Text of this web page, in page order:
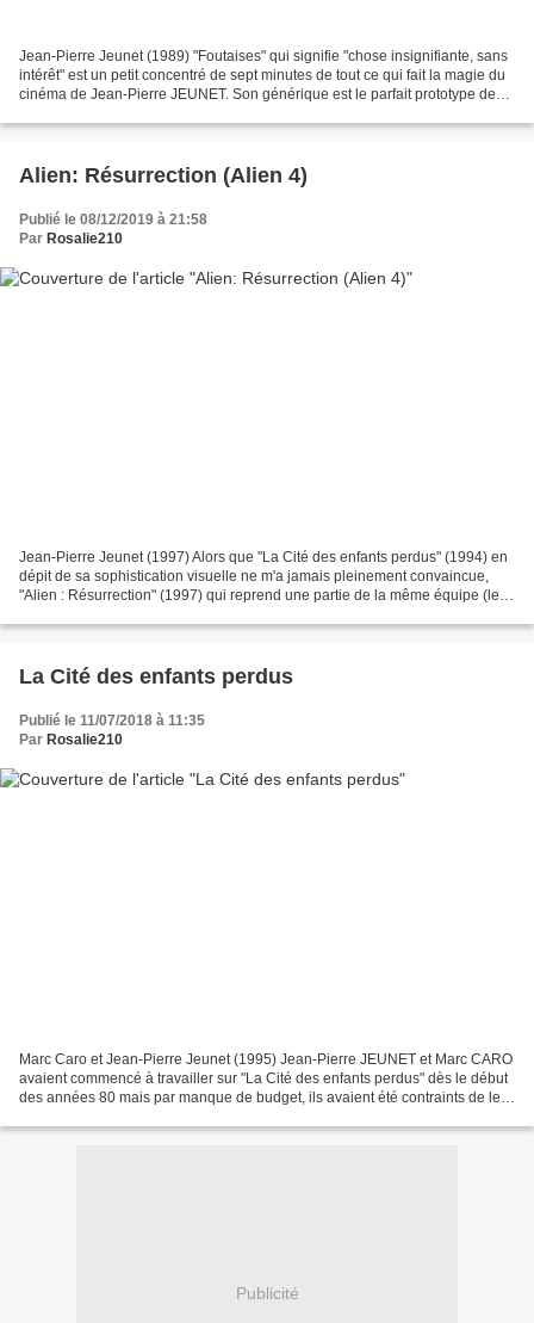
Jean-Pierre Jeunet (1989) "Foutaises" qui signifie "chose insignifiante, sans
intérêt" est un petit concentré de sept minutes de tout ce qui fait la magie du
cinéma de Jean-Pierre JEUNET. Son générique est le parfait prototype de
Alien: Résurrection (Alien 4)
Publié le 08/12/2019 à 21:58
Par Rosalie210
Jean-Pierre Jeunet (1997) Alors que "La Cité des enfants perdus" (1994) en
dépit de sa sophistication visuelle ne m'a jamais pleinement convaincue,
"Alien : Résurrection" (1997) qui reprend une partie de la même équipe (le
La Cité des enfants perdus
Publié le 11/07/2018 à 11:35
Par Rosalie210
Marc Caro et Jean-Pierre Jeunet (1995) Jean-Pierre JEUNET et Marc CARO
avaient commencé à travailler sur "La Cité des enfants perdus" dès le début
des années 80 mais par manque de budget, ils avaient été contraints de le
Publicité